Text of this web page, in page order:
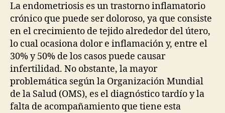
La endometriosis es un trastorno inflamatorio
crónico que puede ser doloroso, ya que consiste
en el crecimiento de tejido alrededor del útero,
lo cual ocasiona dolor e inflamación y, entre el
30% y 50% de los casos puede causar
infertilidad. No obstante, la mayor
problemática según la Organización Mundial
de la Salud (OMS), es el diagnóstico tardío y la
falta de acompañamiento que tiene esta